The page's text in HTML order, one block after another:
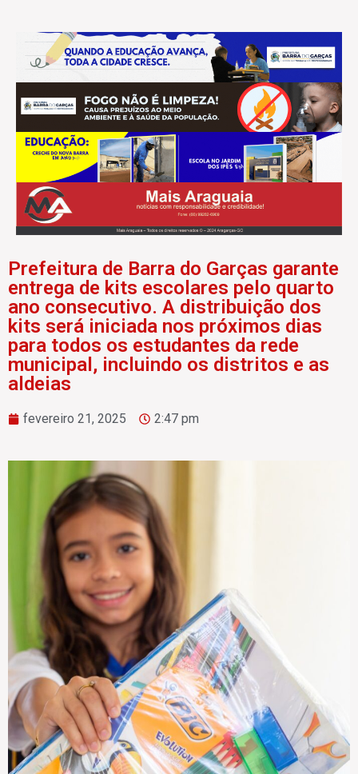
Prefeitura de Barra do Garças garante
entrega de kits escolares pelo quarto
ano consecutivo. A distribuição dos
kits será iniciada nos próximos dias
para todos os estudantes da rede
municipal, incluindo os distritos e as
aldeias
fevereiro 21, 2025 2:47 pm